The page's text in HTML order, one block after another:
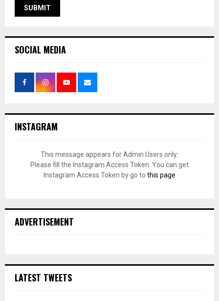
SOCIAL MEDIA
INSTAGRAM
This message appears for Admin Users only:
Please fill the Instagram Access Token. You can get
Instagram Access Token by go to this page
ADVERTISEMENT
LATEST TWEETS